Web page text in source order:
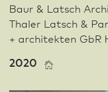
Baur & Latsch
Thaler Latsch &
+ architekten GbR
2020